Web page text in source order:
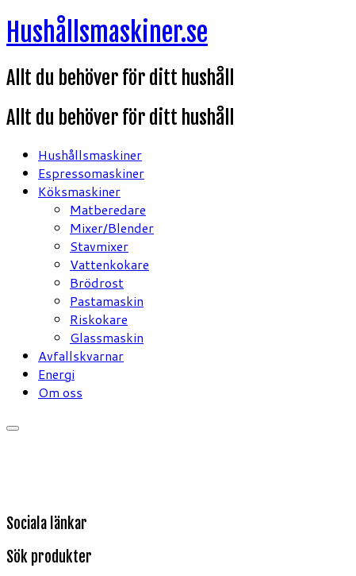
Hoppa
till
Hushållsmaskiner.se
Allt du behöver för ditt hushåll
Allt du behöver för ditt hushåll
Hushållsmaskiner
Espressomaskiner
Köksmaskiner
Matberedare
Mixer/Blender
Stavmixer
Vattenkokare
Brödrost
Pastamaskin
Riskokare
Glassmaskin
Avfallskvarnar
Energi
Om oss
Sociala länkar
Sök produkter